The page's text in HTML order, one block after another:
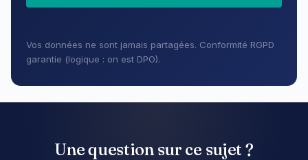
Vos données ne sont jamais partagées. Conformité RGPD
garantie (logique : on est DPO).
Une question sur ce sujet ?